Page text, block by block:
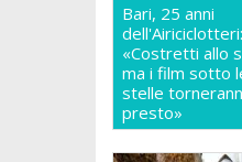
Bari, 25 anni
dell'Airiciclotteri:
«Costretti allo
ma i film sotto
stelle
presto»